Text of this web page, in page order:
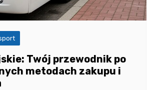
Twój przewodnik po
metodach zakupu i